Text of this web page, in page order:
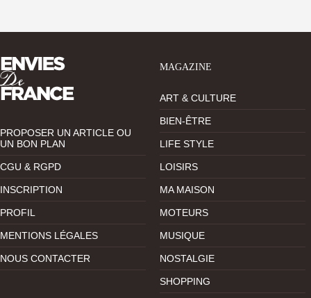
PROPOSER UN ARTICLE OU
UN BON PLAN
CGU & RGPD
INSCRIPTION
PROFIL
MENTIONS LÉGALES
NOUS CONTACTER
MAGAZINE
ART & CULTURE
BIEN-ÊTRE
LIFE STYLE
LOISIRS
MA MAISON
MOTEURS
MUSIQUE
NOSTALGIE
SHOPPING